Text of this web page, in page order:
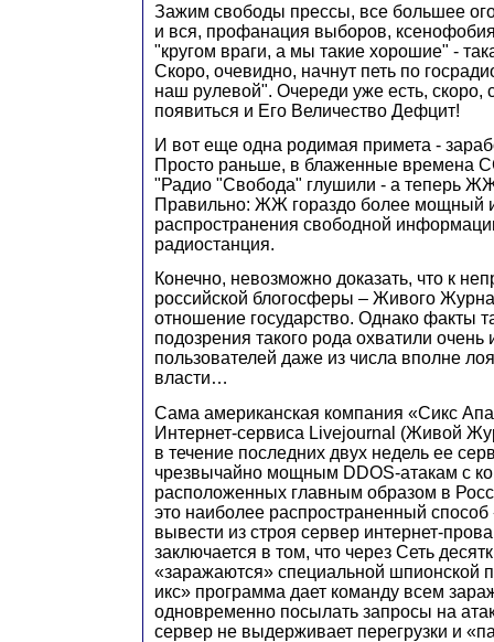
Зажим свободы прессы, все большее
и вся, профанация выборов,
"кругом враги, а мы такие хорошие" -
Скоро, очевидно, начнут петь по
наш рулевой". Очереди уже есть, скоро,
появиться и Его Величество Дефцит!
И вот еще одна родимая примета -
Просто раньше, в блаженные времена
"Радио "Свобода" глушили - а теперь
Правильно: ЖЖ гораздо более мощный
распространения свободной
радиостанция.
Конечно, невозможно доказать, что к
российской блогосферы – Живого
отношение государство. Однако факты
подозрения такого рода охватили очень
пользователей даже из числа вполне
власти…
Сама американская компания «Сикс
Интернет-сервиса Livejournal (Живой
в течение последних двух недель ее
чрезвычайно мощным DDOS-атакам с
расположенных главным образом в
это наиболее распространенный способ
вывести из строя сервер интернет-
заключается в том, что через Сеть
«заражаются» специальной шпионской
икс» программа дает команду всем
одновременно посылать запросы на
сервер не выдерживает перегрузки и